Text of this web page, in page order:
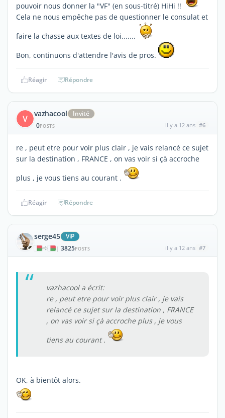
pouvoir nous donner la "VF" (en sous-titré) HiHi !!
Cela ne nous empêche pas de questionner le consulat et
faire la chasse aux textes de loi.......
Bon, continuons d'attendre l'avis de pros.
Réagir Répondre
V vazhacool
Invité
0POSTS il y a 12 ans #6
re , peut etre pour voir plus clair , je vais relancé ce sujet
sur la destination , FRANCE , on vas voir si çà accroche
plus , je vous tiens au courant .
Réagir Répondre
serge45 ViP
| 3825POSTS il y a 12 ans #7
vazhacool a écrit:
re , peut etre pour voir plus clair , je vais
relancé ce sujet sur la destination , FRANCE
, on vas voir si çà accroche plus , je vous
tiens au courant .
OK, à bientôt alors.